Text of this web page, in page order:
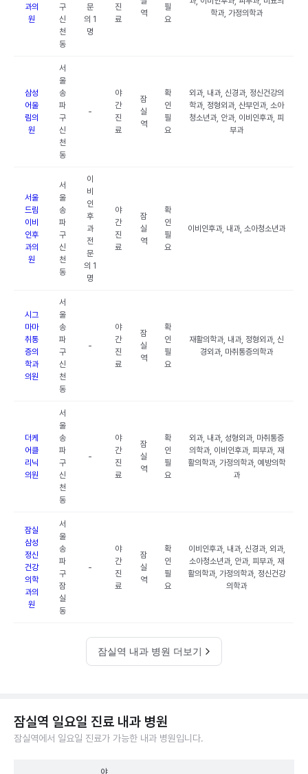
과의
원
구
신
천
동
문
의 1
명
진
료
역
필
요
학과, 가정의학과
삼성
어울
림의
원
서
울
송
파
구
신
천
동
-
야
간
진
료
잠
실
역
확
인
필
요
외과, 내과, 신경과, 정신건강의
학과, 정형외과, 산부인과, 소아
청소년과, 안과, 이비인후과, 피
부과
서울
드림
이비
인후
과의
원
서
울
송
파
구
신
천
동
이
비
인
후
과
전
문
의 1
명
야
간
진
료
잠
실
역
확
인
필
요
이비인후과, 내과, 소아청소년과
시그
마마
취통
증의
학과
의원
서
울
송
파
구
신
천
동
-
야
간
진
료
잠
실
역
확
인
필
요
재활의학과, 내과, 정형외과, 신
경외과, 마취통증의학과
더케
어클
리닉
의원
서
울
송
파
구
신
천
동
-
야
간
진
료
잠
실
역
확
인
필
요
외과, 내과, 성형외과, 마취통증
의학과, 이비인후과, 피부과, 재
활의학과, 가정의학과, 예방의학
과
잠실
삼성
정신
건강
의학
과의
원
서
울
송
파
구
잠
실
동
-
야
간
진
료
잠
실
역
확
인
필
요
이비인후과, 내과, 신경과, 외과,
소아청소년과, 안과, 피부과, 재
활의학과, 가정의학과, 정신건강
의학과
잠실역 내과 병원 더보기
잠실역 일요일 진료 내과 병원
잠실역에서 일요일 진료가 가능한 내과 병원입니다.
야